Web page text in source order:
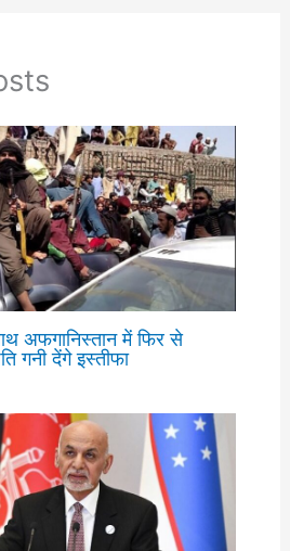
अफगानिस्तान में फिर से
गनी देंगे इस्तीफा